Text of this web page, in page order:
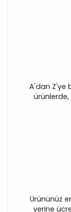
A'dan Z'ye
Ürününüz
yerine